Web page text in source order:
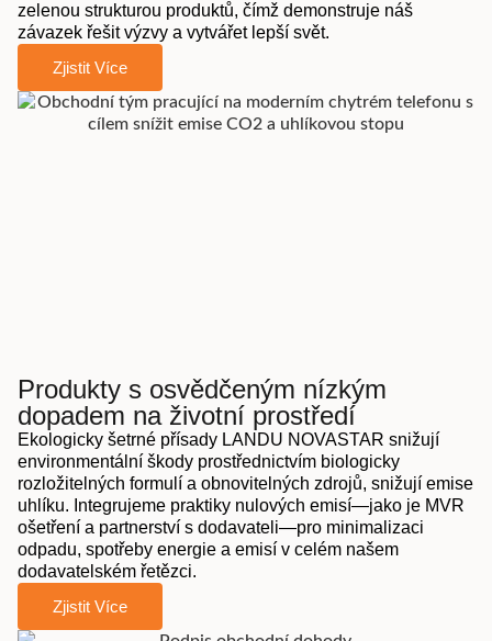
zelenou strukturou produktů, čímž demonstruje náš
závazek řešit výzvy a vytvářet lepší svět.
Zjistit Více
Produkty s osvědčeným nízkým
dopadem na životní prostředí
Ekologicky šetrné přísady LANDU NOVASTAR snižují
environmentální škody prostřednictvím biologicky
rozložitelných formulí a obnovitelných zdrojů, snižují emise
uhlíku. Integrujeme praktiky nulových emisí—jako je MVR
ošetření a partnerství s dodavateli—pro minimalizaci
odpadu, spotřeby energie a emisí v celém našem
dodavatelském řetězci.
Zjistit Více